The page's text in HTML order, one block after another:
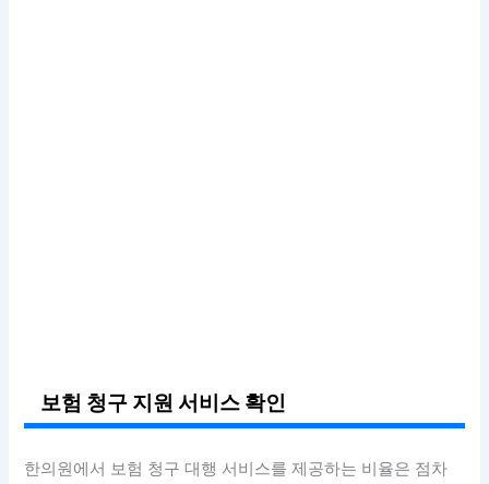
보험 청구 지원 서비스 확인
한의원에서 보험 청구 대행 서비스를 제공하는 비율은 점차